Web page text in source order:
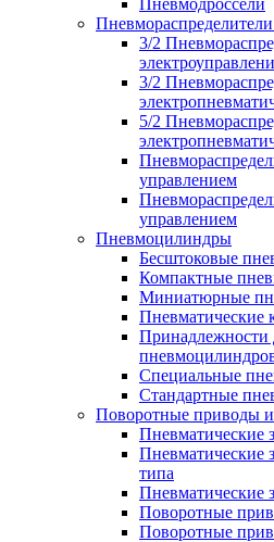
3/2
3/2
5/2
управлением
управлением
Пневмоцилиндры
Бесштоковые
Компактные
Миниатюрные
Пневматические
Принадлежности
Специальные
Стандартные
Поворотные приводы и
Пневматические
Пневматические
типа
Пневматические
Поворотные
Поворотные